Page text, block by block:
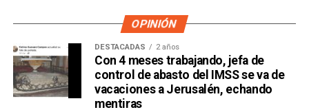
OPINIÓN
DESTACADAS 2 años
Con 4 meses trabajando, jefa de
control de abasto del IMSS se va de
vacaciones a Jerusalén, echando
mentiras